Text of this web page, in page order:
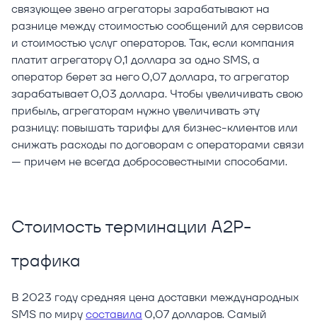
связующее звено агрегаторы зарабатывают на
разнице между стоимостью сообщений для сервисов
и стоимостью услуг операторов. Так, если компания
платит агрегатору 0,1 доллара за одно SMS, а
оператор берет за него 0,07 доллара, то агрегатор
зарабатывает 0,03 доллара. Чтобы увеличивать свою
прибыль, агрегаторам нужно увеличивать эту
разницу: повышать тарифы для бизнес-клиентов или
снижать расходы по договорам с операторами связи
— причем не всегда добросовестными способами.
Стоимость терминации A2P-
трафика
В 2023 году средняя цена доставки международных
SMS по мирусоставила0,07 долларов. Самый